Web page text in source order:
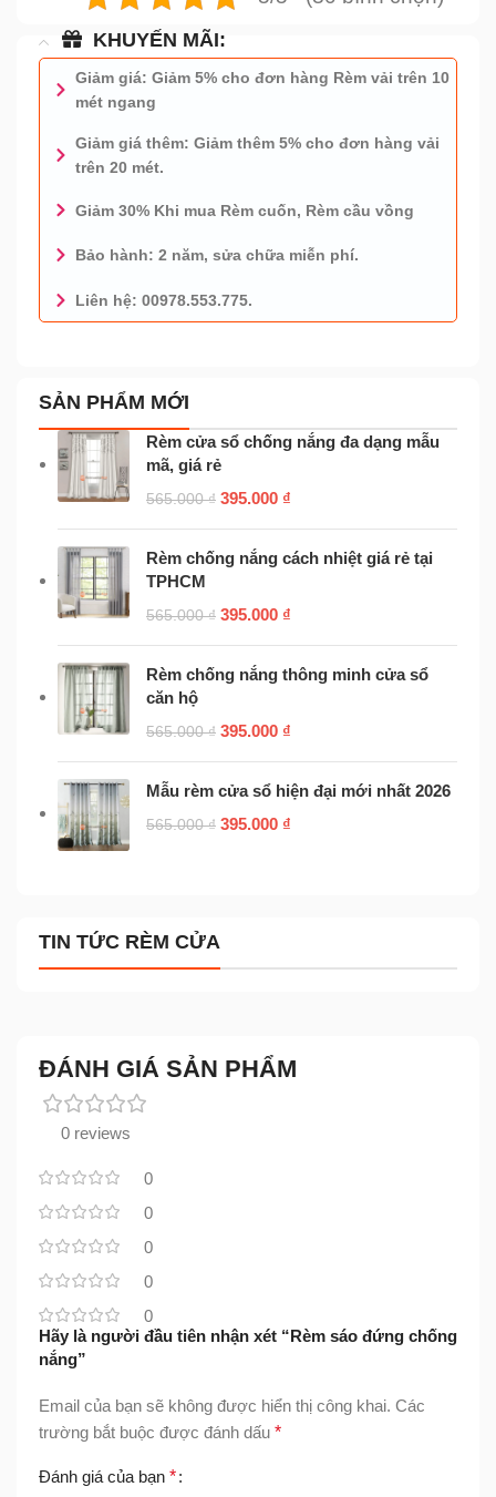
KHUYẾN MÃI:
Giảm giá: Giảm 5% cho đơn hàng Rèm vải trên 10
mét ngang
Giảm giá thêm: Giảm thêm 5% cho đơn hàng vải
trên 20 mét.
Giảm 30% Khi mua Rèm cuốn, Rèm cầu vồng
Bảo hành: 2 năm, sửa chữa miễn phí.
Liên hệ: 00978.553.775.
0978.553.775 - TƯ VẤN MIỄN PHÍ
SẢN PHẨM MỚI
Rèm cửa sổ chống nắng đa dạng mẫu
mã, giá rẻ
565.000₫ 395.000 ₫
Rèm chống nắng cách nhiệt giá rẻ tại
TPHCM
565.000₫ 395.000 ₫
Rèm chống nắng thông minh cửa sổ
căn hộ
565.000₫ 395.000 ₫
Mẫu rèm cửa sổ hiện đại mới nhất 2026
565.000₫ 395.000 ₫
TIN TỨC RÈM CỬA
ĐÁNH GIÁ SẢN PHẨM
0 reviews
0
0
0
0
0
Hãy là người đầu tiên nhận xét “Rèm sáo đứng chống
nắng”
Email của bạn sẽ không được hiển thị công khai. Các
trường bắt buộc được đánh dấu *
Đánh giá của bạn *